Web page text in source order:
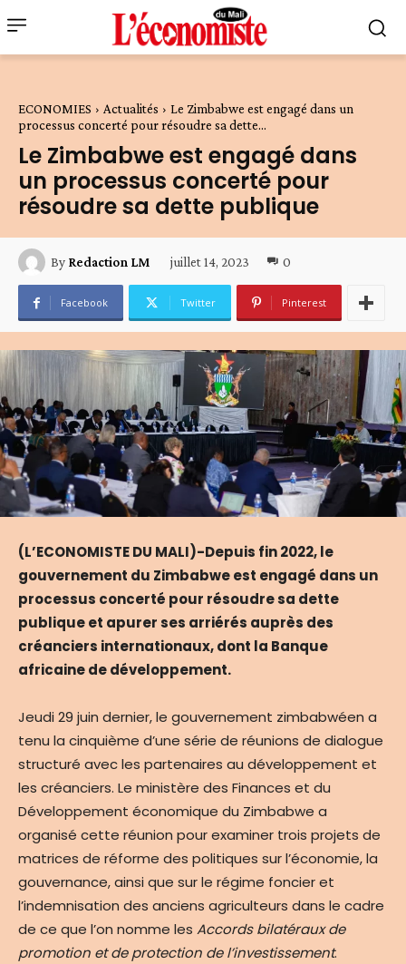
ECONOMIES Actualités
Le Zimbabwe est engagé dans un
processus concerté pour résoudre sa dette...
Le Zimbabwe est engagé dans
un processus concerté pour
résoudre sa dette publique
By Redaction LM juillet 14, 2023 0
Facebook Twitter Pinterest
(L’ECONOMISTE DU MALI)-Depuis fin 2022, le
gouvernement du Zimbabwe est engagé dans un
processus concerté pour résoudre sa dette
publique et apurer ses arriérés auprès des
créanciers internationaux, dont la Banque
africaine de développement.
Jeudi 29 juin dernier, le gouvernement zimbabwéen a
tenu la cinquième d’une série de réunions de dialogue
structuré avec les partenaires au développement et
les créanciers. Le ministère des Finances et du
Développement économique du Zimbabwe a
organisé cette réunion pour examiner trois projets de
matrices de réforme des politiques sur l’économie, la
gouvernance, ainsi que sur le régime foncier et
l’indemnisation des anciens agriculteurs dans le cadre
de ce que l’on nomme les Accords bilatéraux de
promotion et de protection de l’investissement.